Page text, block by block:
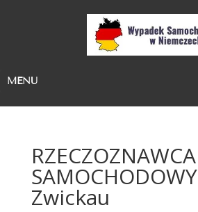
MENU
RZECZOZNAWCA
SAMOCHODOWY
Zwickau